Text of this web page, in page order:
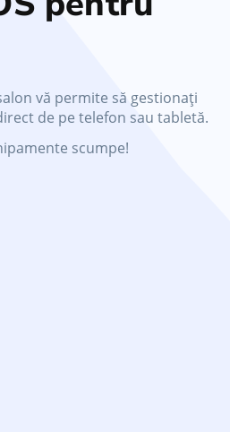
vă permite să gestionați
de pe telefon sau tabletă.
scumpe!